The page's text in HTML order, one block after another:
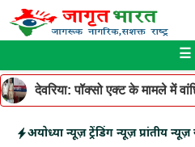
Skip
to
☰
देवरिया: पॉक्सो एक्ट के मामले में
अयोध्या न्यूज़ ट्रेंडिंग न्यूज़ प्रांतीय न्यूज़